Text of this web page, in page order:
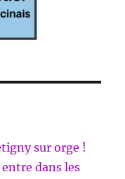
sur orge !
entre dans les